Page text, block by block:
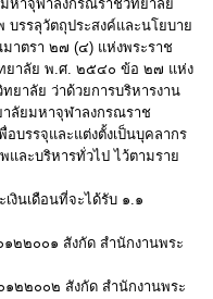
าจุฬาลงกรณราชวิทยาลัย
บรรลุวัตถุประสงค์และนโยบาย
าตรา ๒๗ (๔) แห่งพระราช
ยาลัย พ.ศ. ๒๕๔๐ ข้อ ๒๗ แห่ง
าลัย ว่าด้วยการบริหารงาน
ลัยมหาจุฬาลงกรณราช
บรรจุและแต่งตั้งเป็นบุคลากร
ละบริหารทั่วไป ไว้ตามราย
นเดือนที่จะได้รับ ๑.๑
๑๒๒๐๐๑ สังกัด สำนักงานพระ
๑๒๒๐๐๒ สังกัด สำนักงานพระ